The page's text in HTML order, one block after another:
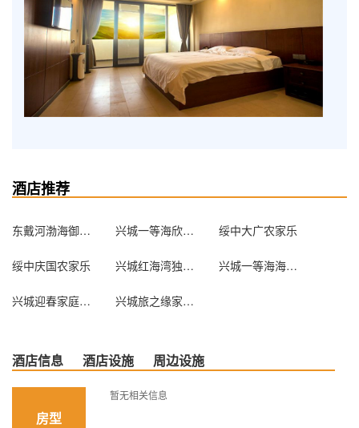
酒店推荐
东戴河渤海御园海景公寓 兴城一等海欣意海景公寓 绥中大广农家乐
绥中庆国农家乐 兴城红海湾独立公寓 兴城一等海海之雅酒店公寓
兴城迎春家庭宾馆 兴城旅之缘家庭宾馆
酒店信息 酒店设施 周边设施
房型
暂无相关信息